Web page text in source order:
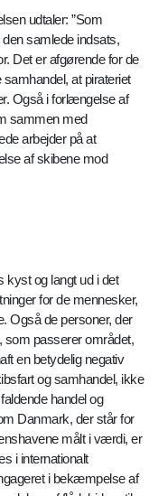
udtaler: ”Som
samlede indsats,
Det er afgørende for de
at pirateriet
Også i forlængelse af
sammen med
arbejder på at
af skibene mod
kyst og langt ud i det
for de mennesker,
Også de personer, der
som passerer området,
en betydelig negativ
og samhandel, ikke
handel og
Danmark, der står for
målt i værdi, er
i internationalt
i bekæmpelse af